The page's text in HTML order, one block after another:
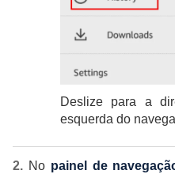
Deslize para a
esquerda do
No painel de